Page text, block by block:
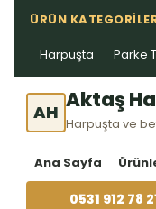
ÜRÜN
Harpuşta Parke
AH Aktaş
Harpuşta ve
Ana Sayfa
0531 912 78